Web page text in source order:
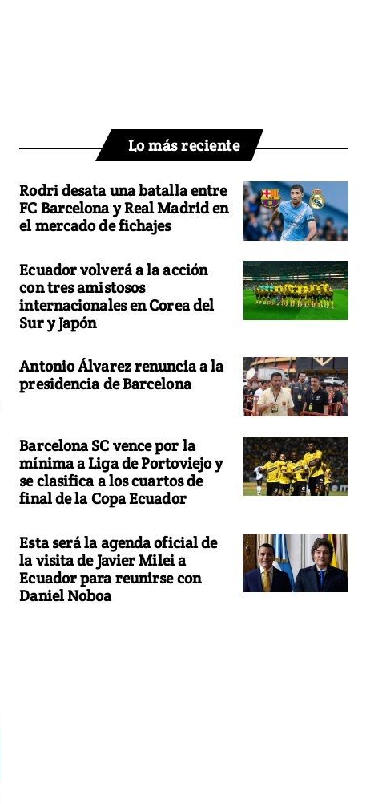
Lo más reciente
Rodri desata una batalla entre
FC Barcelona y Real Madrid en
el mercado de fichajes
Ecuador volverá a la acción
con tres amistosos
internacionales en Corea del
Sur y Japón
Antonio Álvarez renuncia a la
presidencia de Barcelona
Barcelona SC vence por la
mínima a Liga de Portoviejo y
se clasifica a los cuartos de
final de la Copa Ecuador
Esta será la agenda oficial de
la visita de Javier Milei a
Ecuador para reunirse con
Daniel Noboa